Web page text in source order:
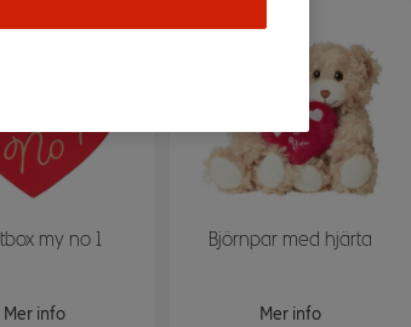
my no 1
Mer info
Björnpar med hjärta
Mer info